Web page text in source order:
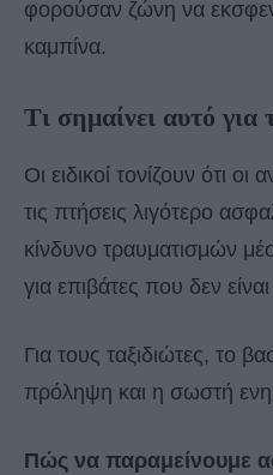
φορούσαν ζώνη να
καμπίνα.
Τι σημαίνει αυτό για
Οι ειδικοί τονίζουν ότι
τις πτήσεις λιγότερο
κίνδυνο τραυματισμών
για επιβάτες που δεν
Για τους ταξιδιώτες, το
πρόληψη και η σωστή
Πώς να παραμείνουμε